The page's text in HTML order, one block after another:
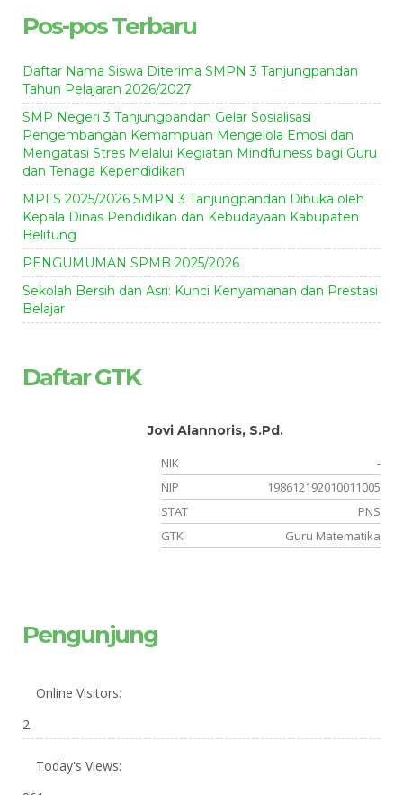
Pos-pos Terbaru
Daftar Nama Siswa Diterima SMPN 3 Tanjungpandan
Tahun Pelajaran 2026/2027
SMP Negeri 3 Tanjungpandan Gelar Sosialisasi
Pengembangan Kemampuan Mengelola Emosi dan
Mengatasi Stres Melalui Kegiatan Mindfulness bagi Guru
dan Tenaga Kependidikan
MPLS 2025/2026 SMPN 3 Tanjungpandan Dibuka oleh
Kepala Dinas Pendidikan dan Kebudayaan Kabupaten
Belitung
PENGUMUMAN SPMB 2025/2026
Sekolah Bersih dan Asri: Kunci Kenyamanan dan Prestasi
Belajar
Daftar GTK
Jovi Alannoris, S.Pd.
NIK
-
NIP
198612192010011005
STAT
PNS
GTK
Guru Matematika
Pengunjung
Online Visitors:
2
Today's Views: